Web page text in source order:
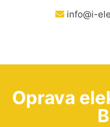
info@i-
Oprava